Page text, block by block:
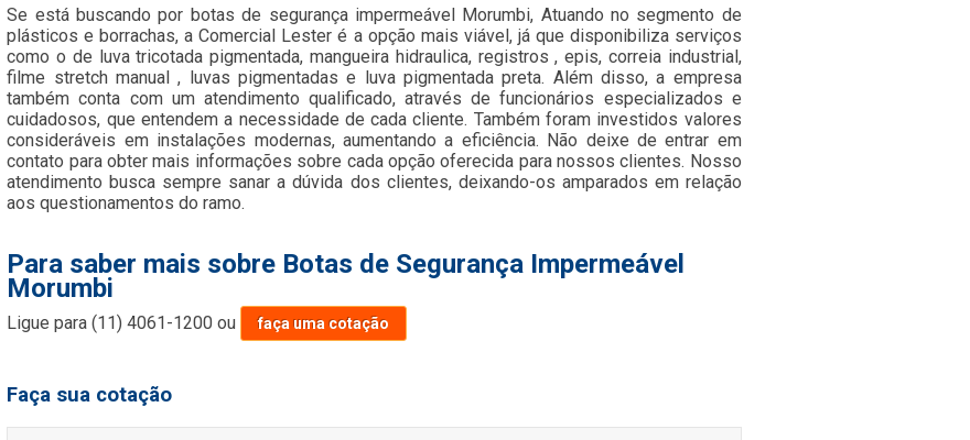
Se está buscando por botas de segurança impermeável Morumbi, Atuando no segmento de
plásticos e borrachas, a Comercial Lester é a opção mais viável, já que disponibiliza serviços
como o de luva tricotada pigmentada, mangueira hidraulica, registros , epis, correia industrial,
filme stretch manual , luvas pigmentadas e luva pigmentada preta. Além disso, a empresa
também conta com um atendimento qualificado, através de funcionários especializados e
cuidadosos, que entendem a necessidade de cada cliente. Também foram investidos valores
consideráveis em instalações modernas, aumentando a eficiência. Não deixe de entrar em
contato para obter mais informações sobre cada opção oferecida para nossos clientes. Nosso
atendimento busca sempre sanar a dúvida dos clientes, deixando-os amparados em relação
aos questionamentos do ramo.
Para saber mais sobre Botas de Segurança Impermeável
Morumbi
Ligue para(11) 4061-1200 ou faça uma cotação
Faça sua cotação